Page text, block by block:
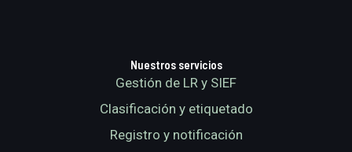
Nuestros servicios
Gestión de LR y SIEF
Clasificación y etiquetado
Registro y notificación